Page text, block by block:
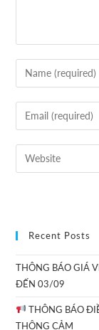
Recent Posts
THÔNG BÁO GIÁ
ĐẾN 03/09
THÔNG BÁO
THÔNG CẢM